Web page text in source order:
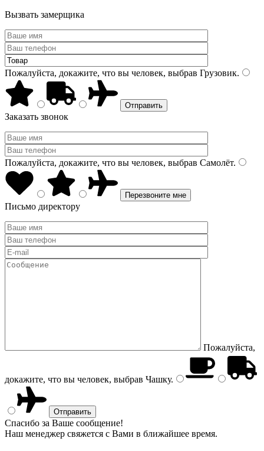
Вызвать замерщика
Пожалуйста, докажите, что вы человек, выбрав Грузовик.
Заказать звонок
Пожалуйста, докажите, что вы человек, выбрав Самолёт.
Письмо директору
Пожалуйста,
докажите, что вы человек, выбрав Чашку.
Спасибо за Ваше сообщение!
Наш менеджер свяжется с Вами в ближайшее время.